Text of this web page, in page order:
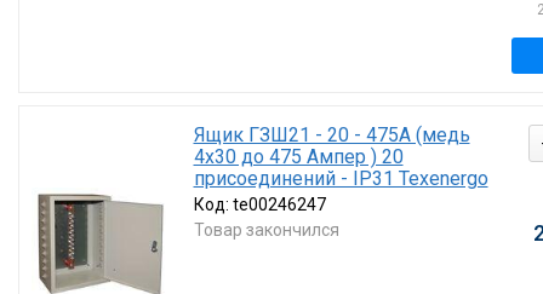
Ящик ГЗШ21 - 20 - 475А (медь
4х30 до 475 Ампер ) 20
присоединений - IP31 Texenergo
Код: te00246247
Товар закончился